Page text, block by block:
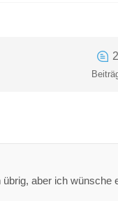
2
aber ich